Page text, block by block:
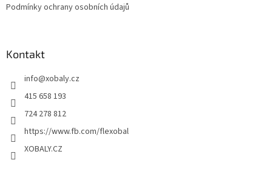
Podmínky ochrany osobních údajů
Kontakt
info@xobaly.cz
415 658 193
724 278 812
https://www.fb.com/flexobal
XOBALY.CZ